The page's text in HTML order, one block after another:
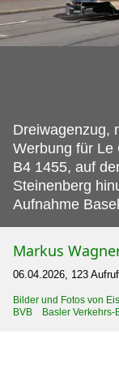
Dreiwagenzug,
Werbung für Le
B4 1455, auf
Steinenberg
Aufnahme
Markus
06.04.2026, 123
Bilder und Fotos von
BVB Basler